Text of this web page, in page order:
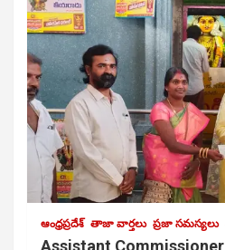
ఆంధ్రప్రదేశ్ తాజా వార్తలు ప్రజా సమస్యలు
Assistant